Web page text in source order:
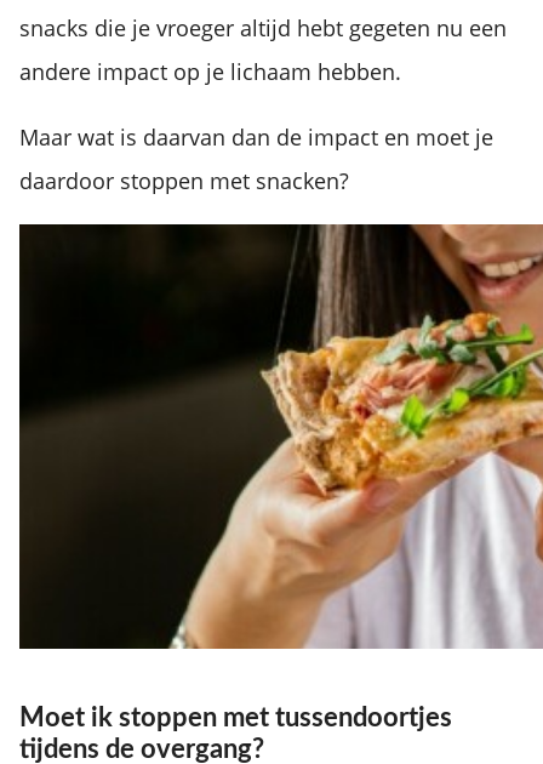
snacks die je vroeger altijd hebt gegeten nu een
andere impact op je lichaam hebben.
Maar wat is daarvan dan de impact en moet je
daardoor stoppen met snacken?
Moet ik stoppen met tussendoortjes
tijdens de overgang?